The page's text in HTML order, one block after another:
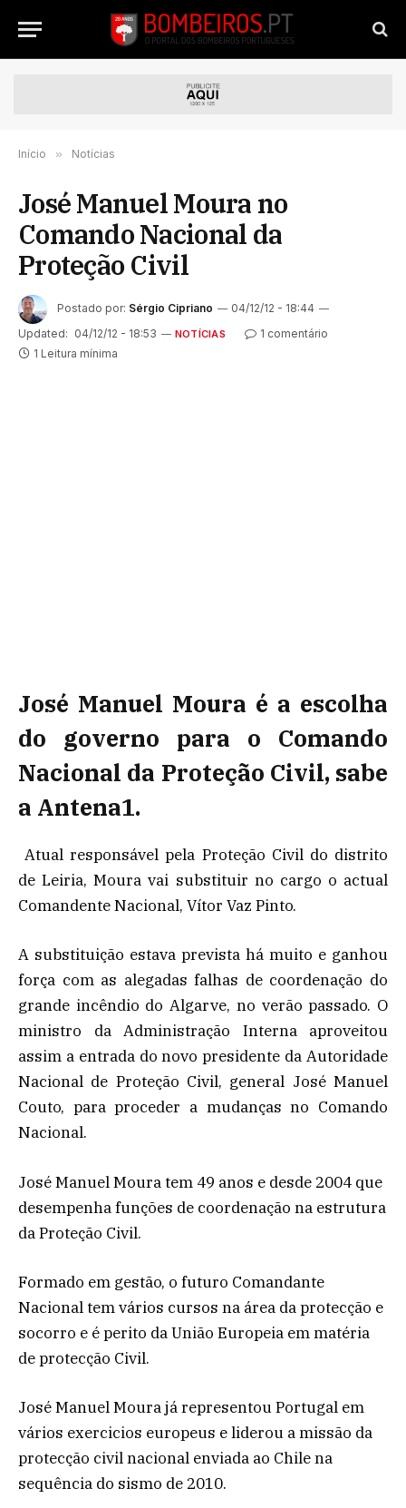
Início » Notícias
José Manuel Moura no
Comando Nacional da
Proteção Civil
Postado por: Sérgio Cipriano
04/12/12 - 18:44
Updated: 04/12/12 - 18:53 NOTÍCIAS
1 comentário
1 Leitura mínima
José Manuel Moura é a escolha
do governo para o Comando
Nacional da Proteção Civil, sabe
a Antena1.
Atual responsável pela Proteção Civil do distrito
de Leiria, Moura vai substituir no cargo o actual
Comandente Nacional, Vítor Vaz Pinto.
A substituição estava prevista há muito e ganhou
força com as alegadas falhas de coordenação do
grande incêndio do Algarve, no verão passado. O
ministro da Administração Interna aproveitou
assim a entrada do novo presidente da Autoridade
Nacional de Proteção Civil, general José Manuel
Couto, para proceder a mudanças no Comando
Nacional.
José Manuel Moura tem 49 anos e desde 2004 que
desempenha funções de coordenação na estrutura
da Proteção Civil.
Formado em gestão, o futuro Comandante
Nacional tem vários cursos na área da protecção e
socorro e é perito da União Europeia em matéria
de protecção Civil.
José Manuel Moura já representou Portugal em
vários exercicios europeus e liderou a missão da
protecção civil nacional enviada ao Chile na
sequência do sismo de 2010.